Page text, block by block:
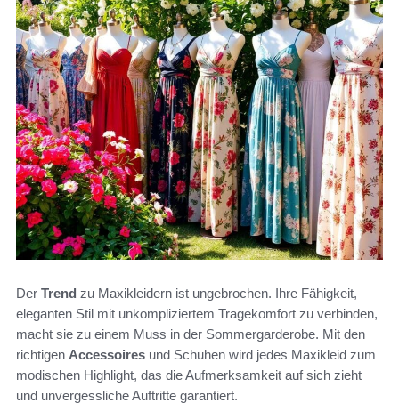
Der Trend zu Maxikleidern ist ungebrochen. Ihre Fähigkeit,
eleganten Stil mit unkompliziertem Tragekomfort zu verbinden,
macht sie zu einem Muss in der Sommergarderobe. Mit den
richtigen Accessoires und Schuhen wird jedes Maxikleid zum
modischen Highlight, das die Aufmerksamkeit auf sich zieht
und unvergessliche Auftritte garantiert.